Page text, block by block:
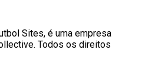
Sites, é uma empresa
Todos os direitos